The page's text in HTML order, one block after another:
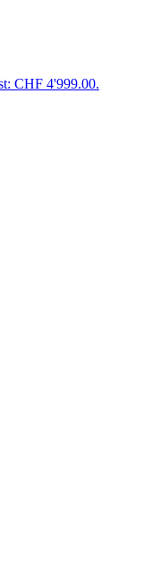
CHF 4'999.00.